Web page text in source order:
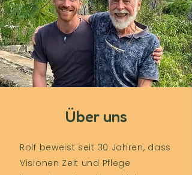
Über uns
Rolf beweist seit 30 Jahren, dass
Visionen Zeit und Pflege